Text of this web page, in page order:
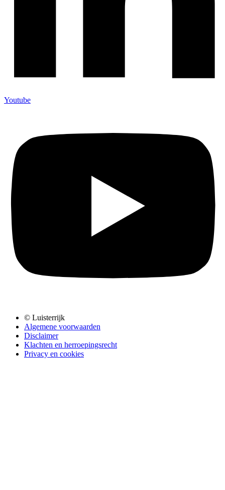
Youtube
© Luisterrijk
Algemene voorwaarden
Disclaimer
Klachten en herroepingsrecht
Privacy en cookies